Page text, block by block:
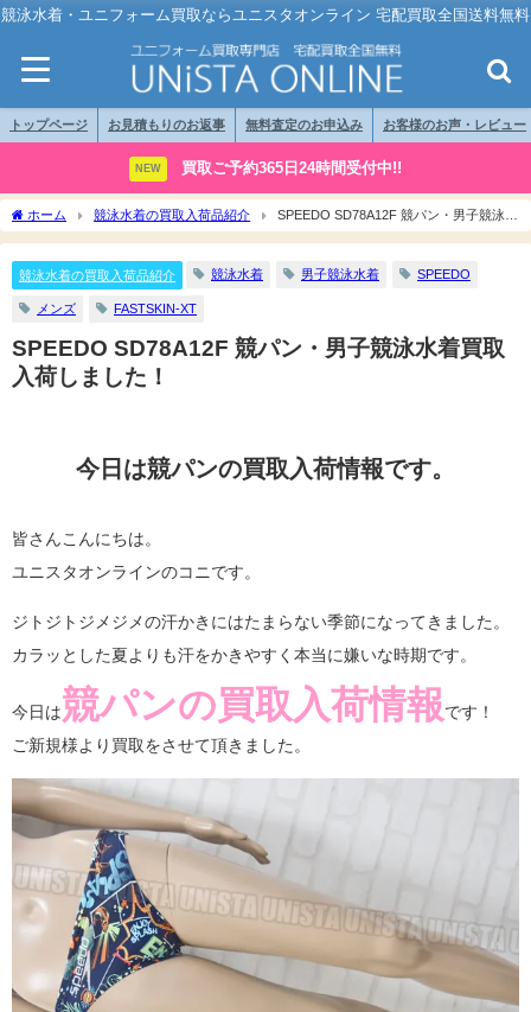
競泳水着・ユニフォーム買取ならユニスタオンライン 宅配買取全国送料無料
トップページ お見積もりのお返事 無料査定のお申込み お客様のお声・レビュー
NEW 買取ご予約365日24時間受付中!!
ホーム 競泳水着の買取入荷品紹介
SPEEDO SD78A12F 競パン・男子競泳水
着買取入荷しました！
競泳水着の買取入荷品紹介 競泳水着 男子競泳水着 SPEEDO
メンズ FASTSKIN-XT
SPEEDO SD78A12F 競パン・男子競泳水着買取
入荷しました！
今日は競パンの買取入荷情報です。
皆さんこんにちは。
ユニスタオンラインのコニです。
ジトジトジメジメの汗かきにはたまらない季節になってきました。
カラッとした夏よりも汗をかきやすく本当に嫌いな時期です。
今日は競パンの買取入荷情報です！
ご新規様より買取をさせて頂きました。